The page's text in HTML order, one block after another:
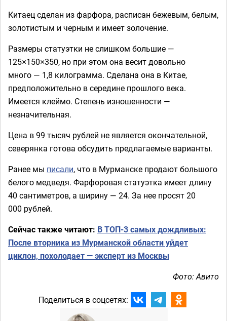
Китаец сделан из фарфора, расписан бежевым, белым,
золотистым и черным и имеет золочение.
Размеры статуэтки не слишком большие —
125×150×350, но при этом она весит довольно
много — 1,8 килограмма. Сделана она в Китае,
предположительно в середине прошлого века.
Имеется клеймо. Степень изношенности —
незначительная.
Цена в 99 тысяч рублей не является окончательной,
северянка готова обсудить предлагаемые варианты.
Ранее мы писали, что в Мурманске продают большого
белого медведя. Фарфоровая статуэтка имеет длину
40 сантиметров, а ширину — 24. За нее просят 20
000 рублей.
Сейчас также читают: В ТОП-3 самых дождливых:
После вторника из Мурманской области уйдет
циклон, похолодает — эксперт из Москвы
Фото: Авито
Поделиться в соцсетях: